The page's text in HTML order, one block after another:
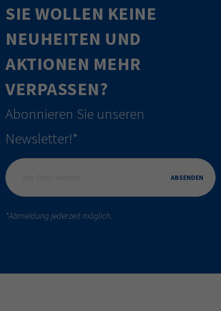
SIE WOLLEN KEINE
NEUHEITEN UND
AKTIONEN MEHR
VERPASSEN?
Abonnieren Sie unseren
Newsletter!*
ABSENDEN
*Abmeldung jederzeit möglich.